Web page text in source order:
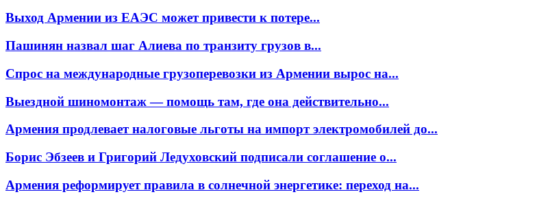
Выход Армении из ЕАЭС может привести к потере...
Пашинян назвал шаг Алиева по транзиту грузов в...
Спрос на международные грузоперевозки из Армении вырос на...
Выездной шиномонтаж — помощь там, где она действительно...
Армения продлевает налоговые льготы на импорт электромобилей до...
Борис Эбзеев и Григорий Ледуховский подписали соглашение о...
Армения реформирует правила в солнечной энергетике: переход на...